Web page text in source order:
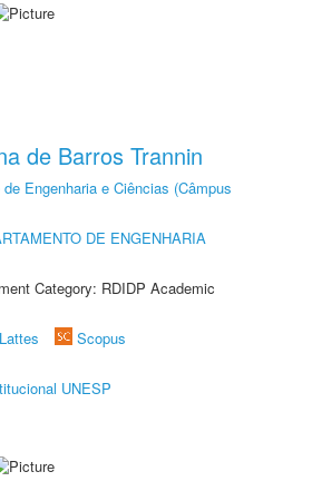
de Barros Trannin
de Engenharia e Ciências (Câmpus
DE ENGENHARIA
Category: RDIDP Academic
Scopus
UNESP